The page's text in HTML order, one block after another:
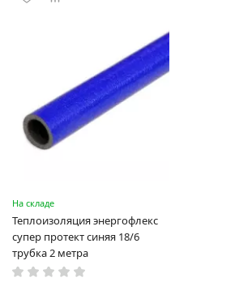
На складе
Теплоизоляция энергофлекс
супер протект синяя 18/6
трубка 2 метра